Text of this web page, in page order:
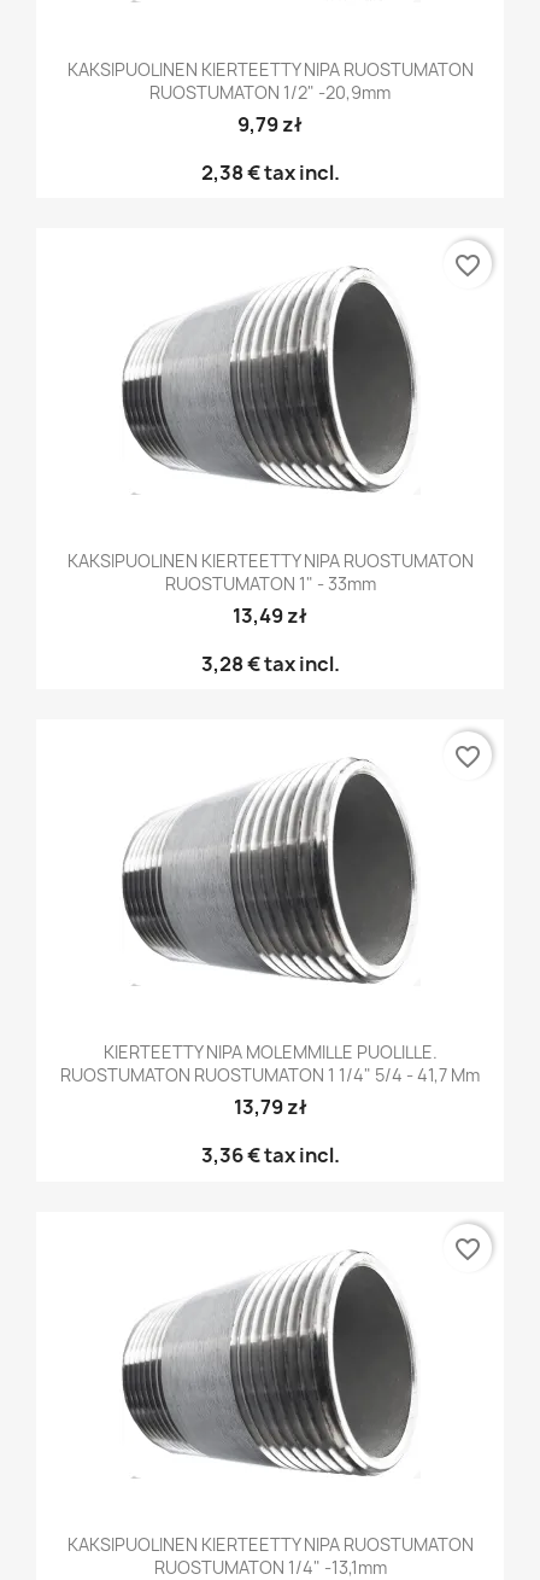
KAKSIPUOLINEN KIERTEETTY NIPA RUOSTUMATON
RUOSTUMATON 1/2" -20,9mm
9,79 zł
2,38 €tax incl.
KAKSIPUOLINEN KIERTEETTY NIPA RUOSTUMATON
RUOSTUMATON 1" - 33mm
13,49 zł
3,28 €tax incl.
favorite_border
KIERTEETTY NIPA MOLEMMILLE PUOLILLE.
RUOSTUMATON RUOSTUMATON 1 1/4" 5/4 - 41,7 Mm
13,79 zł
3,36 €tax incl.
favorite_border
KAKSIPUOLINEN KIERTEETTY NIPA RUOSTUMATON
RUOSTUMATON 1/4" -13,1mm
favorite_border